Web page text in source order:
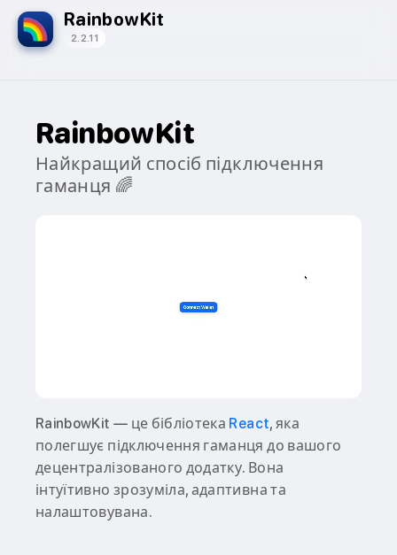
RainbowKit
2.2.11
RainbowKit
Найкращий спосіб підключення
гаманця 🌈
RainbowKit — це бібліотека React, яка
полегшує підключення гаманця до вашого
децентралізованого додатку. Вона
інтуїтивно зрозуміла, адаптивна та
налаштовувана.